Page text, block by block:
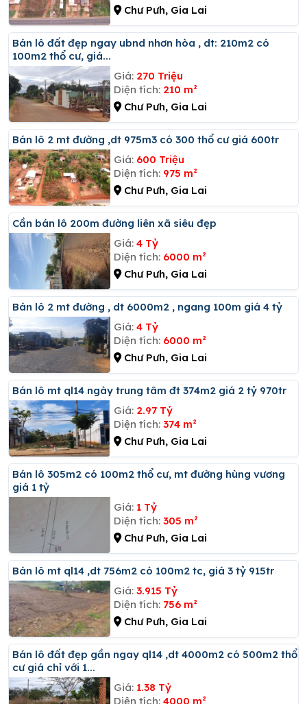
Chư Pưh, Gia Lai
Bán lô đất đẹp ngay ubnd nhơn hòa , dt: 210m2 có
100m2 thổ cư, giá...
Giá: 270 Triệu
Diện tích: 210 m²
Chư Pưh, Gia Lai
Bán lô 2 mt đường ,dt 975m3 có 300 thổ cư giá 600tr
Giá: 600 Triệu
Diện tích: 975 m²
Chư Pưh, Gia Lai
Cần bán lô 200m đường liên xã siêu đẹp
Giá: 4 Tỷ
Diện tích: 6000 m²
Chư Pưh, Gia Lai
Bán lô 2 mt đường , dt 6000m2 , ngang 100m giá 4 tỷ
Giá: 4 Tỷ
Diện tích: 6000 m²
Chư Pưh, Gia Lai
Bán lô mt ql14 ngày trung tâm đt 374m2 giá 2 tỷ 970tr
Giá: 2.97 Tỷ
Diện tích: 374 m²
Chư Pưh, Gia Lai
Bán lô 305m2 có 100m2 thổ cư, mt đường hùng vương
giá 1 tỷ
Giá: 1 Tỷ
Diện tích: 305 m²
Chư Pưh, Gia Lai
Bán lô mt ql14 ,dt 756m2 có 100m2 tc, giá 3 tỷ 915tr
Giá: 3.915 Tỷ
Diện tích: 756 m²
Chư Pưh, Gia Lai
Bán lô đất đẹp gần ngay ql14 ,dt 4000m2 có 500m2 thổ
cư giá chỉ với 1...
Giá: 1.38 Tỷ
Diện tích: 4000 m²